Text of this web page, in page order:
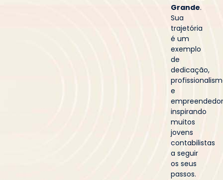
Grande.
Sua
trajetória
é um
exemplo
de
dedicação,
e
inspirando
muitos
jovens
contabilistas
a seguir
os seus
passos.